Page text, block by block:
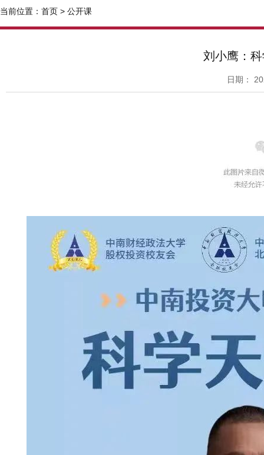
当前位置： 首页 > 公开课
刘小鹰：
日期：